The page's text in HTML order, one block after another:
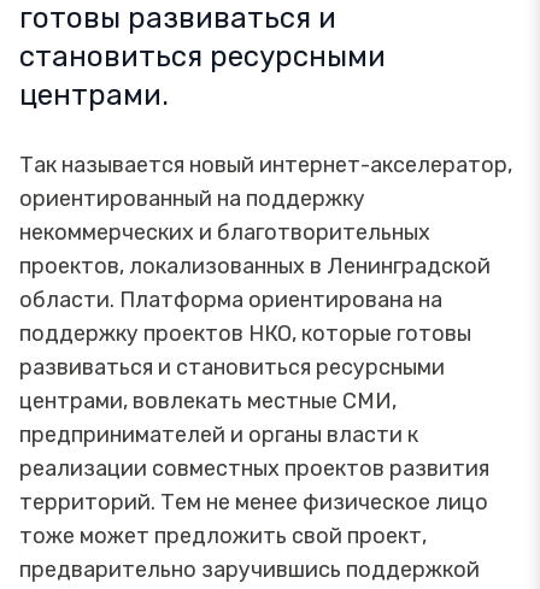
готовы развиваться и
становиться ресурсными
центрами.
Так называется новый интернет-акселератор,
ориентированный на поддержку
некоммерческих и благотворительных
проектов, локализованных в Ленинградской
области. Платформа ориентирована на
поддержку проектов НКО, которые готовы
развиваться и становиться ресурсными
центрами, вовлекать местные СМИ,
предпринимателей и органы власти к
реализации совместных проектов развития
территорий. Тем не менее физическое лицо
тоже может предложить свой проект,
предварительно заручившись поддержкой